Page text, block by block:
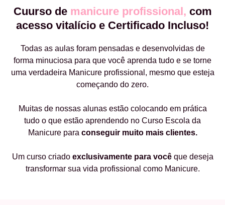
Cuurso de manicure profissional, com
acesso vitalício e Certificado Incluso!
Todas as aulas foram pensadas e desenvolvidas de
forma minuciosa para que você aprenda tudo e se torne
uma verdadeira Manicure profissional, mesmo que esteja
começando do zero.
Muitas de nossas alunas estão colocando em prática
tudo o que estão aprendendo no Curso Escola da
Manicure para conseguir muito mais clientes.
Um curso criado exclusivamente para vocêque deseja
transformar sua vida profissional como Manicure.